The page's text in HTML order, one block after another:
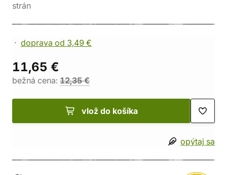
strán
doprava od 3,49 €
11,65 €
bežná cena: 12,35 €
vlož do košíka
opýtaj sa